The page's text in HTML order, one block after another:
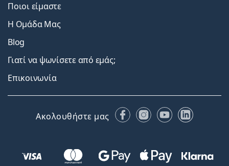
Ποιοι είμαστε
Η Ομάδα Μας
Blog
Γιατί να ψωνίσετε από εμάς;
Επικοινωνία
Ακολουθήστε μας FacebookInstagram
YouTubeLinkedIn